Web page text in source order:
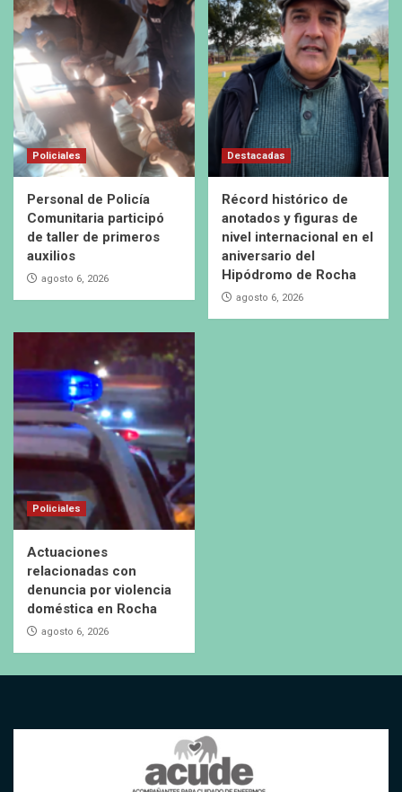
Policiales
Personal de Policía
Comunitaria participó
de taller de primeros
auxilios
agosto 6, 2026
Destacadas
Récord histórico de
anotados y figuras de
nivel internacional en el
aniversario del
Hipódromo de Rocha
agosto 6, 2026
Policiales
Actuaciones
relacionadas con
denuncia por violencia
doméstica en Rocha
agosto 6, 2026